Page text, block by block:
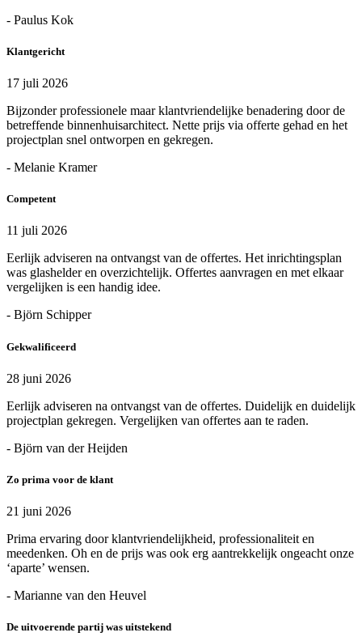
- Paulus Kok
Klantgericht
17 juli 2026
Bijzonder professionele maar klantvriendelijke benadering door de
betreffende binnenhuisarchitect. Nette prijs via offerte gehad en het
projectplan snel ontworpen en gekregen.
- Melanie Kramer
Competent
11 juli 2026
Eerlijk adviseren na ontvangst van de offertes. Het inrichtingsplan
was glashelder en overzichtelijk. Offertes aanvragen en met elkaar
vergelijken is een handig idee.
- Björn Schipper
Gekwalificeerd
28 juni 2026
Eerlijk adviseren na ontvangst van de offertes. Duidelijk en duidelijk
projectplan gekregen. Vergelijken van offertes aan te raden.
- Björn van der Heijden
Zo prima voor de klant
21 juni 2026
Prima ervaring door klantvriendelijkheid, professionaliteit en
meedenken. Oh en de prijs was ook erg aantrekkelijk ongeacht onze
‘aparte’ wensen.
- Marianne van den Heuvel
De uitvoerende partij was uitstekend